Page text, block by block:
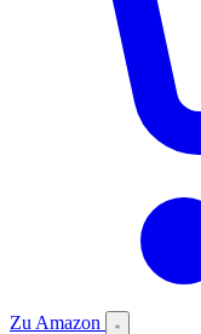
Zu Amazon